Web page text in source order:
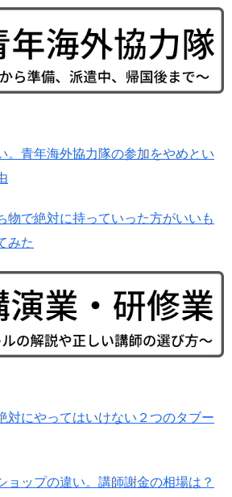
。青年海外協力隊の参加をやめとい
物で絶対に持っていった方がいいも
みた
対にやってはいけない２つのタブー
ョップの違い。講師謝金の相場は？